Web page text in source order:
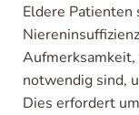
Eldere
Aufmerksamkeit,
notwendig sind,
Dies erfordert